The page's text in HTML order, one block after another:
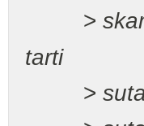
>
tarti
>